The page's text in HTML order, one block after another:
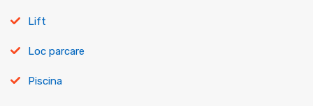
Lift
Loc parcare
Piscina